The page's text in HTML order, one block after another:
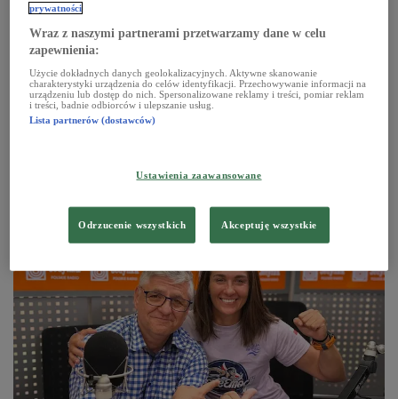
"Nie mogę się doczekać"
prywatności
Wraz z naszymi partnerami przetwarzamy dane w celu
zapewnienia:
Użycie dokładnych danych geolokalizacyjnych. Aktywne skanowanie
charakterystyki urządzenia do celów identyfikacji. Przechowywanie informacji na
urządzeniu lub dostęp do nich. Spersonalizowane reklamy i treści, pomiar reklam
i treści, badnie odbiorców i ulepszanie usług.
Lista partnerów (dostawców)
Ustawienia zaawansowane
Odrzucenie wszystkich Akceptuję wszystkie